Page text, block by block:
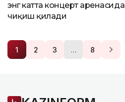
энг катта концерт аренасида
чиқиш қилади
1 2 3 … 8